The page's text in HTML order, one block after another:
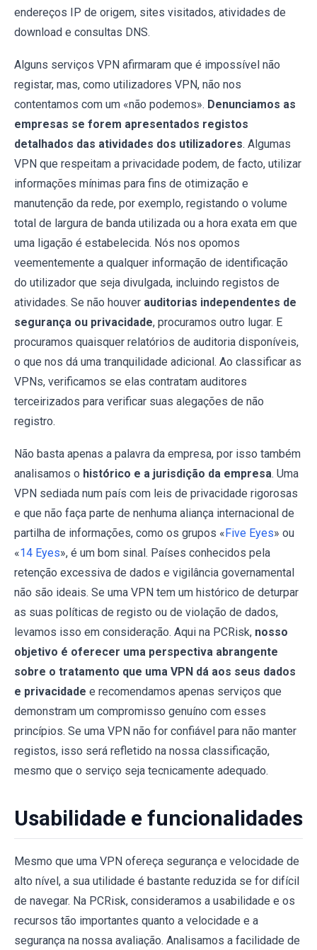
endereços IP de origem, sites visitados, atividades de
download e consultas DNS.
Alguns serviços VPN afirmaram que é impossível não
registar, mas, como utilizadores VPN, não nos
contentamos com um «não podemos». Denunciamos as
empresas se forem apresentados registos
detalhados das atividades dos utilizadores. Algumas
VPN que respeitam a privacidade podem, de facto, utilizar
informações mínimas para fins de otimização e
manutenção da rede, por exemplo, registando o volume
total de largura de banda utilizada ou a hora exata em que
uma ligação é estabelecida. Nós nos opomos
veementemente a qualquer informação de identificação
do utilizador que seja divulgada, incluindo registos de
atividades. Se não houver auditorias independentes de
segurança ou privacidade, procuramos outro lugar. E
procuramos quaisquer relatórios de auditoria disponíveis,
o que nos dá uma tranquilidade adicional. Ao classificar as
VPNs, verificamos se elas contratam auditores
terceirizados para verificar suas alegações de não
registro.
Não basta apenas a palavra da empresa, por isso também
analisamos o histórico e a jurisdição da empresa. Uma
VPN sediada num país com leis de privacidade rigorosas
e que não faça parte de nenhuma aliança internacional de
partilha de informações, como os grupos «Five Eyes» ou
«14 Eyes», é um bom sinal. Países conhecidos pela
retenção excessiva de dados e vigilância governamental
não são ideais. Se uma VPN tem um histórico de deturpar
as suas políticas de registo ou de violação de dados,
levamos isso em consideração. Aqui na PCRisk, nosso
objetivo é oferecer uma perspectiva abrangente
sobre o tratamento que uma VPN dá aos seus dados
e privacidade e recomendamos apenas serviços que
demonstram um compromisso genuíno com esses
princípios. Se uma VPN não for confiável para não manter
registos, isso será refletido na nossa classificação,
mesmo que o serviço seja tecnicamente adequado.
Usabilidade e funcionalidades
Mesmo que uma VPN ofereça segurança e velocidade de
alto nível, a sua utilidade é bastante reduzida se for difícil
de navegar. Na PCRisk, consideramos a usabilidade e os
recursos tão importantes quanto a velocidade e a
segurança na nossa avaliação. Analisamos a facilidade de